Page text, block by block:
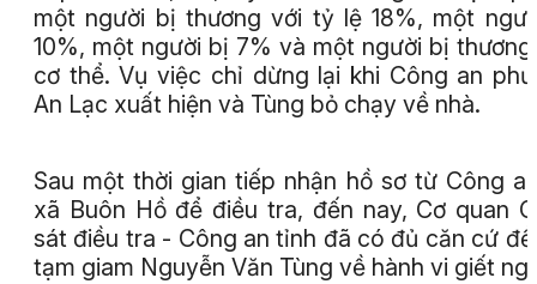
một người bị thương với tỷ lệ 18%, một
10%, một người bị 7% và một người bị
cơ thể. Vụ việc chỉ dừng lại khi Công an
An Lạc xuất hiện và Tùng bỏ chạy về nhà.
Sau một thời gian tiếp nhận hồ sơ từ Công
xã Buôn Hồ để điều tra, đến nay, Cơ quan
sát điều tra - Công an tỉnh đã có đủ căn cứ
tạm giam Nguyễn Văn Tùng về hành vi giết